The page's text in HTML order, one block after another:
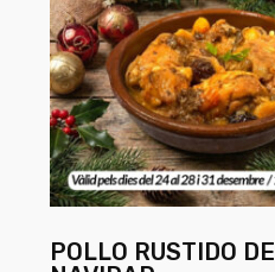
POLLO RUSTIDO DE